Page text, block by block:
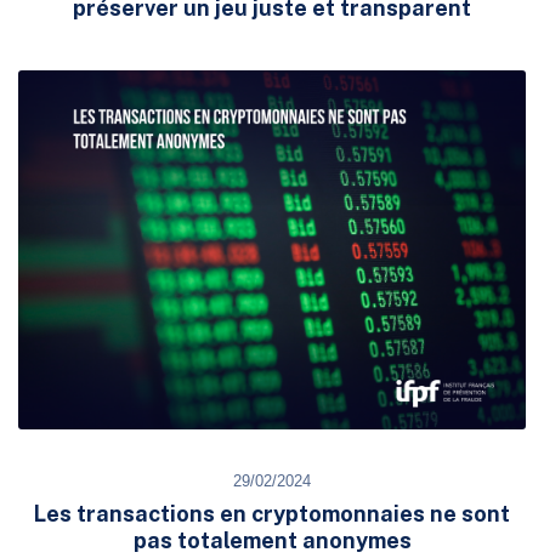
préserver un jeu juste et transparent
29/02/2024
Les transactions en cryptomonnaies ne sont
pas totalement anonymes